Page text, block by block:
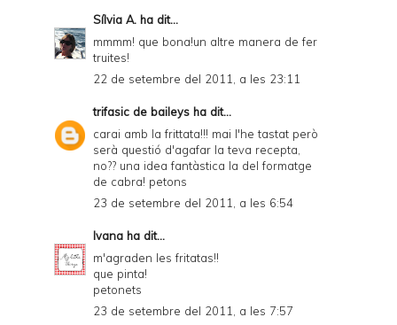
Sílvia A. ha dit...
mmmm! que bona!un altre manera de fer
truites!
22 de setembre del 2011, a les 23:11
trifasic de baileys ha dit...
carai amb la frittata!!! mai l'he tastat però
serà questió d'agafar la teva recepta,
no?? una idea fantàstica la del formatge
de cabra! petons
23 de setembre del 2011, a les 6:54
Ivana ha dit...
m'agraden les fritatas!!
que pinta!
petonets
23 de setembre del 2011, a les 7:57